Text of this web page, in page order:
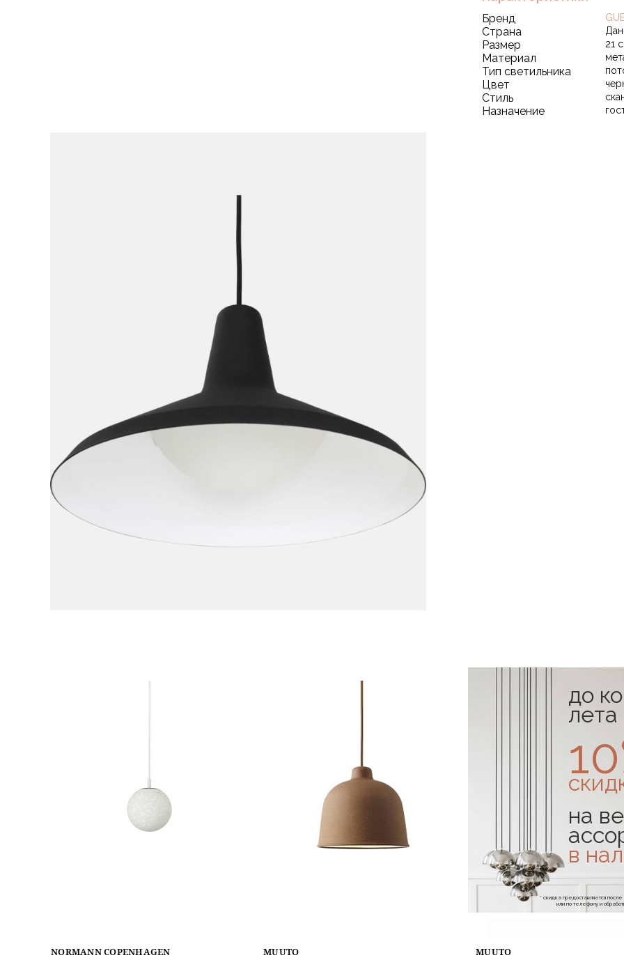
Бренд
Страна
Размер 21
Материал
Тип светильника
Цвет
Стиль
Назначение
NORMANN COPENHAGEN MUUTO MUUTO
до
лета
на
в
* скидка предоставляется
или по телефону и